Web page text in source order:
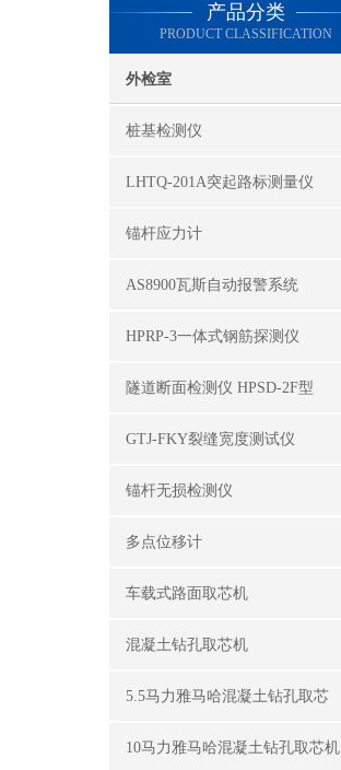
产品分类
PRODUCT CLASSIFICATION
外检室
桩基检测仪
LHTQ-201A突起路标测量仪
锚杆应力计
AS8900瓦斯自动报警系统
HPRP-3一体式钢筋探测仪
隧道断面检测仪 HPSD-2F型
GTJ-FKY裂缝宽度测试仪
锚杆无损检测仪
多点位移计
车载式路面取芯机
混凝土钻孔取芯机
5.5马力雅马哈混凝土钻孔取芯
10马力雅马哈混凝土钻孔取芯机